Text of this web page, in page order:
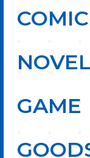
COMIC
NOVEL
GAME